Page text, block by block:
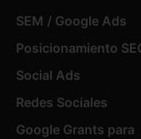
SEM / Google Ads
Posicionamiento
Social Ads
Redes Sociales
Google Grants para